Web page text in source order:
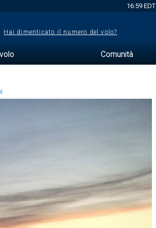
16:59 EDT
Hai dimenticato il numero del volo?
Comunità